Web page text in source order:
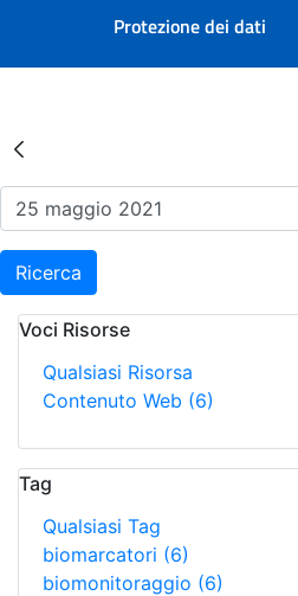
Protezione dei dati
Risultati della
Ricerca
Voci Risorse
Qualsiasi Risorsa
Contenuto Web (6)
Tag
Qualsiasi Tag
biomarcatori (6)
biomonitoraggio (6)